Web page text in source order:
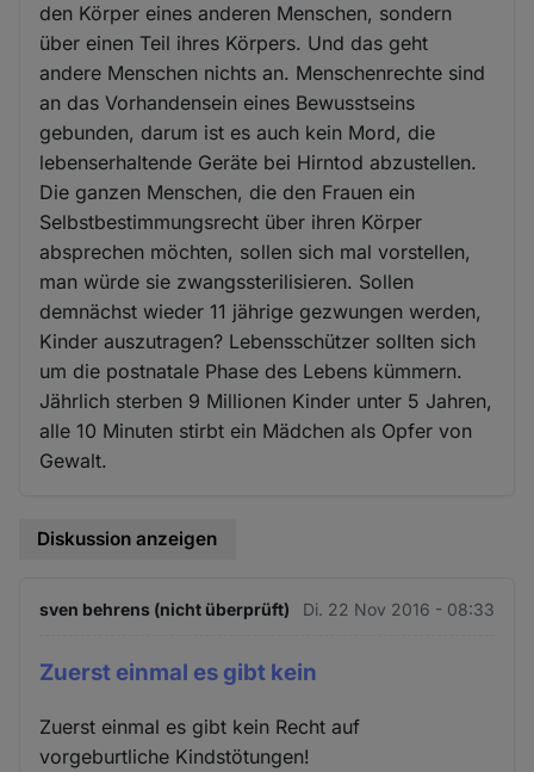
den Körper eines anderen Menschen, sondern
über einen Teil ihres Körpers. Und das geht
andere Menschen nichts an. Menschenrechte sind
an das Vorhandensein eines Bewusstseins
gebunden, darum ist es auch kein Mord, die
lebenserhaltende Geräte bei Hirntod abzustellen.
Die ganzen Menschen, die den Frauen ein
Selbstbestimmungsrecht über ihren Körper
absprechen möchten, sollen sich mal vorstellen,
man würde sie zwangssterilisieren. Sollen
demnächst wieder 11 jährige gezwungen werden,
Kinder auszutragen? Lebensschützer sollten sich
um die postnatale Phase des Lebens kümmern.
Jährlich sterben 9 Millionen Kinder unter 5 Jahren,
alle 10 Minuten stirbt ein Mädchen als Opfer von
Gewalt.
Diskussion anzeigen
sven behrens (nicht überprüft) Di. 22 Nov 2016 - 08:33
Zuerst einmal es gibt kein
Zuerst einmal es gibt kein Recht auf
vorgeburtliche Kindstötungen!